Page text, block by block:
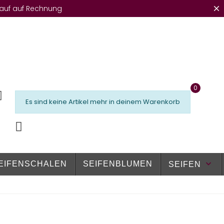
auf Rechnung
Es sind keine Artikel mehr in deinem Warenkorb
0
SEIFENBLUMEN SEIFEN keyboard_arrow_down